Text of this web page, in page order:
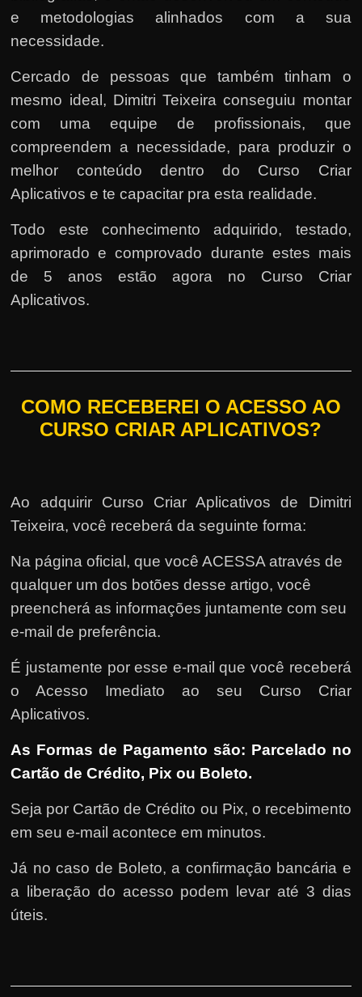
e metodologias alinhados com a sua
necessidade.
Cercado de pessoas que também tinham o
mesmo ideal, Dimitri Teixeira conseguiu montar
com uma equipe de profissionais, que
compreendem a necessidade, para produzir o
melhor conteúdo dentro do Curso Criar
Aplicativos e te capacitar pra esta realidade.
Todo este conhecimento adquirido, testado,
aprimorado e comprovado durante estes mais
de 5 anos estão agora no Curso Criar
Aplicativos.
COMO RECEBEREI O ACESSO AO
CURSO CRIAR APLICATIVOS?
Ao adquirir Curso Criar Aplicativos de Dimitri
Teixeira, você receberá da seguinte forma:
Na página oficial, que você ACESSA através de
qualquer um dos botões desse artigo, você
preencherá as informações juntamente com seu
e-mail de preferência.
É justamente por esse e-mail que você receberá
o Acesso Imediato ao seu Curso Criar
Aplicativos.
As Formas de Pagamento são: Parcelado no
Cartão de Crédito, Pix ou Boleto.
Seja por Cartão de Crédito ou Pix, o recebimento
em seu e-mail acontece em minutos.
Já no caso de Boleto, a confirmação bancária e
a liberação do acesso podem levar até 3 dias
úteis.